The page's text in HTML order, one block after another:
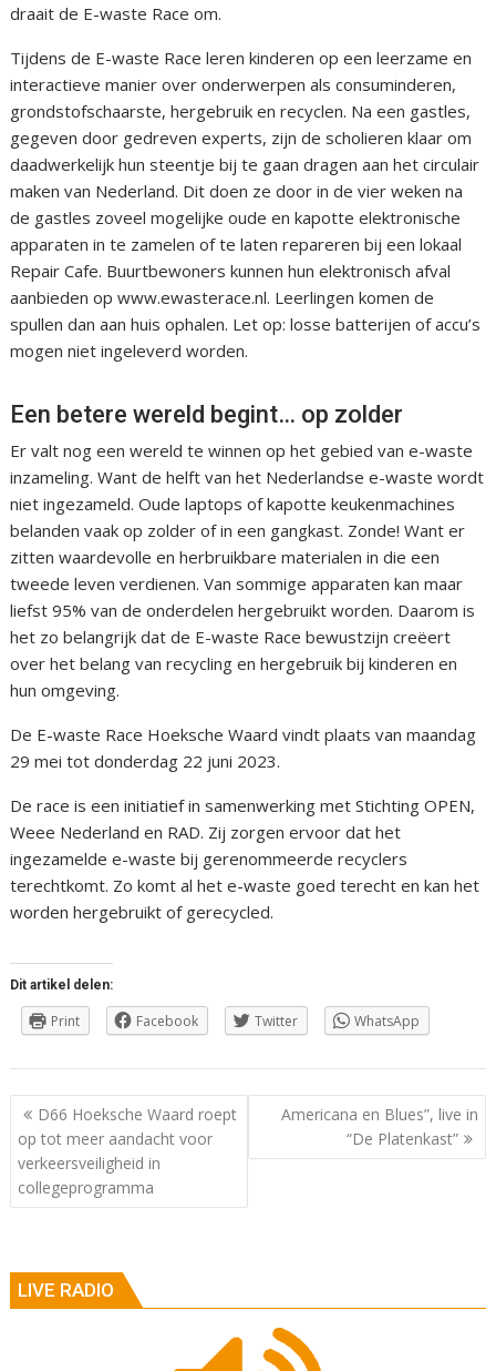
draait de E-waste Race om.
Tijdens de E-waste Race leren kinderen op een leerzame en
interactieve manier over onderwerpen als consuminderen,
grondstofschaarste, hergebruik en recyclen. Na een gastles,
gegeven door gedreven experts, zijn de scholieren klaar om
daadwerkelijk hun steentje bij te gaan dragen aan het circulair
maken van Nederland. Dit doen ze door in de vier weken na
de gastles zoveel mogelijke oude en kapotte elektronische
apparaten in te zamelen of te laten repareren bij een lokaal
Repair Cafe. Buurtbewoners kunnen hun elektronisch afval
aanbieden op www.ewasterace.nl. Leerlingen komen de
spullen dan aan huis ophalen. Let op: losse batterijen of accu’s
mogen niet ingeleverd worden.
Een betere wereld begint… op zolder
Er valt nog een wereld te winnen op het gebied van e-waste
inzameling. Want de helft van het Nederlandse e-waste wordt
niet ingezameld. Oude laptops of kapotte keukenmachines
belanden vaak op zolder of in een gangkast. Zonde! Want er
zitten waardevolle en herbruikbare materialen in die een
tweede leven verdienen. Van sommige apparaten kan maar
liefst 95% van de onderdelen hergebruikt worden. Daarom is
het zo belangrijk dat de E-waste Race bewustzijn creëert
over het belang van recycling en hergebruik bij kinderen en
hun omgeving.
De E-waste Race Hoeksche Waard vindt plaats van maandag
29 mei tot donderdag 22 juni 2023.
De race is een initiatief in samenwerking met Stichting OPEN,
Weee Nederland en RAD. Zij zorgen ervoor dat het
ingezamelde e-waste bij gerenommeerde recyclers
terechtkomt. Zo komt al het e-waste goed terecht en kan het
worden hergebruikt of gerecycled.
Dit artikel delen:
Print Facebook Twitter WhatsApp
Berichtnavigatie
D66 Hoeksche Waard roept
op tot meer aandacht voor
verkeersveiligheid in
collegeprogramma
Americana en Blues”, live in
“De Platenkast”
LIVE RADIO